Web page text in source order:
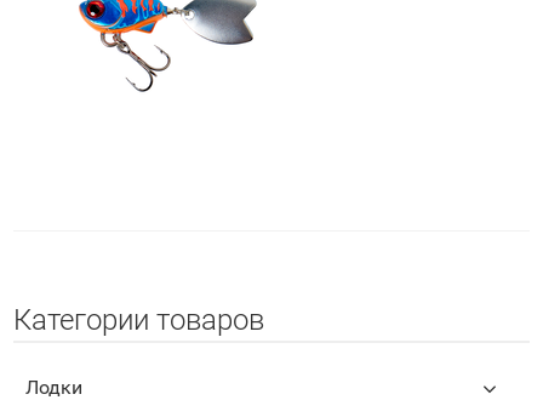
Категории товаров
Лодки